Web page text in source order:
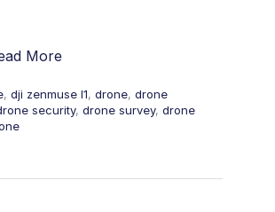
More
, dji zenmuse l1, drone, drone
security, drone survey, drone